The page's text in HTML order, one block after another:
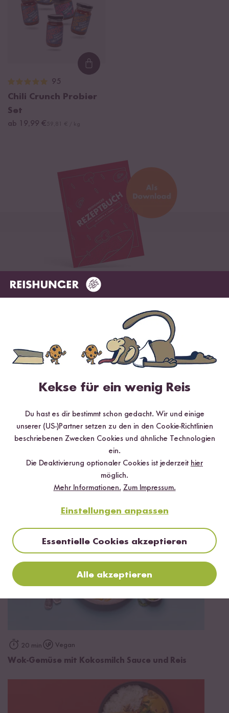
Loading...
95
Chili Crunch Probier
Set
ab 19,99 €
Digitales Rezeptbuch per E-Mail
✔️ 25 leckere Rezepte aus unseren bunten Kochwelten
✔️ Von Sushi über Curry bis hin zu Desserts
✔️ Inklusive Tipps & Tricks für die Zubereitung
*Das Digitale Rezeptbuch wird dir nach vollständiger Anmeldung zum Newsletter
per E-Mail zugeschickt.
Mehr Rezepte mit Rote Thai Curry
TOP #12 LIEBLING
20 min Vegan
Wok-Gemüse mit Kokosmilch Sauce und Reis
Kekse für ein wenig Reis
Du hast es dir bestimmt schon gedacht. Wir und einige
unserer (US-)Partner setzen zu den in den Cookie-Richtlinien
beschriebenen Zwecken Cookies und ähnliche Technologien
ein.
Die Deaktivierung optionaler Cookies ist jederzeit hier
möglich.
Mehr Informationen. Zum Impressum.
Einstellungen anpassen
Essentielle Cookies akzeptieren
Alle akzeptieren